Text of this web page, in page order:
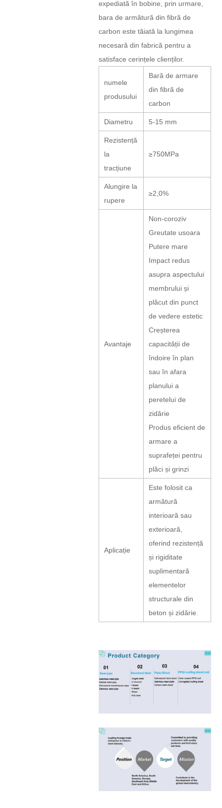
expediată în bobine, prin urmare,
bara de armătură din fibră de
carbon este tăiată la lungimea
necesară din fabrică pentru a
satisface cerințele clienților.
numele
produsului
Bară de armare
din fibră de
carbon
Diametru 5-15 mm
Rezistență
la
tracțiune
≥750MPa
Alungire la
rupere
≥2,0%
Avantaje
Non-coroziv
Greutate usoara
Putere mare
Impact redus
asupra aspectului
membrului și
plăcut din punct
de vedere estetic
Creșterea
capacității de
îndoire în plan
sau în afara
planului a
peretelui de
zidărie
Produs eficient de
armare a
suprafeței pentru
plăci și grinzi
Aplicație
Este folosit ca
armătură
interioară sau
exterioară,
oferind rezistență
și rigiditate
suplimentară
elementelor
structurale din
beton și zidărie.